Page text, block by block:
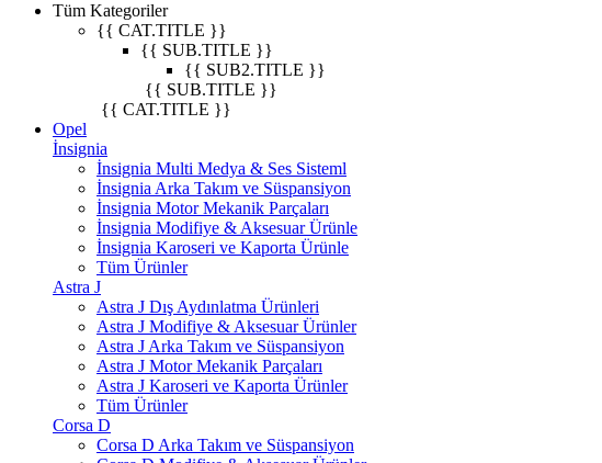
Tüm Kategoriler
{{ CAT.TITLE }}
{{ SUB.TITLE }}
{{ SUB2.TITLE }}
{{ SUB.TITLE }}
{{ CAT.TITLE }}
Opel
İnsignia
İnsignia Multi Medya & Ses Sisteml
İnsignia Arka Takım ve Süspansiyon
İnsignia Motor Mekanik Parçaları
İnsignia Modifiye & Aksesuar Ürünle
İnsignia Karoseri ve Kaporta Ürünle
Tüm Ürünler
Astra J
Astra J Dış Aydınlatma Ürünleri
Astra J Modifiye & Aksesuar Ürünler
Astra J Arka Takım ve Süspansiyon
Astra J Motor Mekanik Parçaları
Astra J Karoseri ve Kaporta Ürünler
Tüm Ürünler
Corsa D
Corsa D Arka Takım ve Süspansiyon